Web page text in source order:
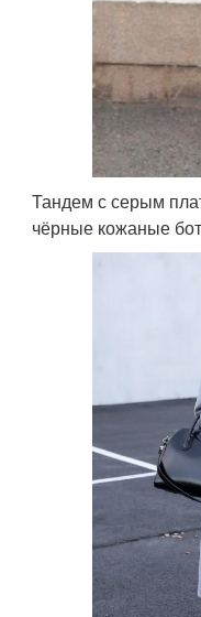
Тандем с серым
чёрные кожаные